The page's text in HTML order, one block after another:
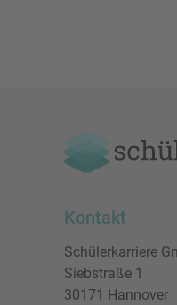
Kontakt
Schülerkarriere
Siebstraße 1
30171 Hannover